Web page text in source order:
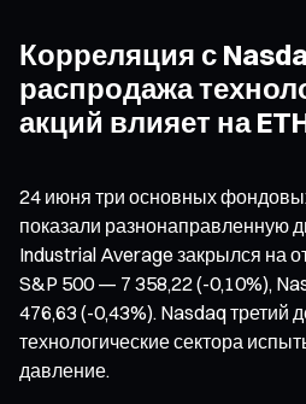
Корреляция с
распродажа
акций влияет на
24 июня три основных
показали разнонаправленную
Industrial Average закрылся на
S&P 500 — 7 358,22 (-0,10%),
476,63 (-0,43%). Nasdaq третий
технологические сектора
давление.